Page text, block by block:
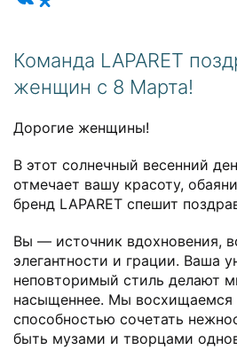
Команда LAPARET
женщин с 8 Марта!
Дорогие женщины!
В этот солнечный весенний
отмечает вашу красоту,
бренд LAPARET спешит
Вы — источник вдохновения,
элегантности и грации. Ваша
неповторимый стиль делают
насыщеннее. Мы восхищаемся
способностью сочетать
быть музами и творцами